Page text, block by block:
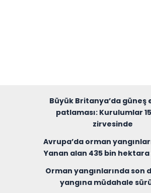
Büyük Britanya’da güneş
patlaması: Kurulumlar 15
zirvesinde
Avrupa’da orman
Yanan alan 435 bin hektara
Orman yangınlarında son
yangına müdahale